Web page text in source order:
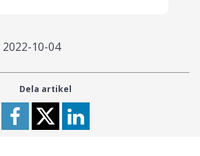
2022-10-04
Dela artikel